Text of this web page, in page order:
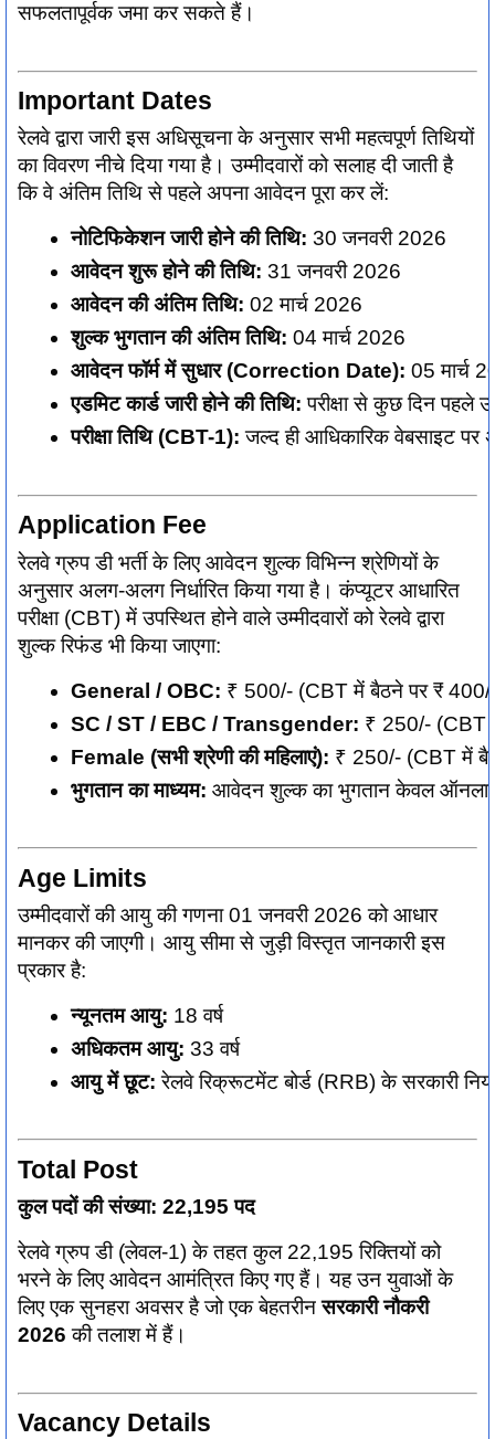
सफलतापूर्वक जमा कर सकते हैं।
Important Dates
रेलवे द्वारा जारी इस अधिसूचना के अनुसार सभी महत्वपूर्ण तिथियों
का विवरण नीचे दिया गया है। उम्मीदवारों को सलाह दी जाती है
कि वे अंतिम तिथि से पहले अपना आवेदन पूरा कर लें:
नोटिफिकेशन जारी होने की तिथि: 30 जनवरी 2026
आवेदन शुरू होने की तिथि: 31 जनवरी 2026
आवेदन की अंतिम तिथि: 02 मार्च 2026
शुल्क भुगतान की अंतिम तिथि: 04 मार्च 2026
आवेदन फॉर्म में सुधार (Correction Date): 05 मार्च
एडमिट कार्ड जारी होने की तिथि: परीक्षा से कुछ दिन पहले
परीक्षा तिथि (CBT-1): जल्द ही आधिकारिक वेबसाइट
Application Fee
रेलवे ग्रुप डी भर्ती के लिए आवेदन शुल्क विभिन्न श्रेणियों के
अनुसार अलग-अलग निर्धारित किया गया है। कंप्यूटर आधारित
परीक्षा (CBT) में उपस्थित होने वाले उम्मीदवारों को रेलवे द्वारा
शुल्क रिफंड भी किया जाएगा:
General / OBC: ₹ 500/- (CBT में बैठने पर ₹
SC / ST / EBC / Transgender: ₹ 250/- (CBT
Female (सभी श्रेणी की महिलाएं): ₹ 250/- (CBT में
भुगतान का माध्यम: आवेदन शुल्क का भुगतान केवल
Age Limits
उम्मीदवारों की आयु की गणना 01 जनवरी 2026 को आधार
मानकर की जाएगी। आयु सीमा से जुड़ी विस्तृत जानकारी इस
प्रकार है:
न्यूनतम आयु: 18 वर्ष
अधिकतम आयु: 33 वर्ष
आयु में छूट: रेलवे रिक्रूटमेंट बोर्ड (RRB) के सरकारी
Total Post
कुल पदों की संख्या: 22,195 पद
रेलवे ग्रुप डी (लेवल-1) के तहत कुल 22,195 रिक्तियों को
भरने के लिए आवेदन आमंत्रित किए गए हैं। यह उन युवाओं के
लिए एक सुनहरा अवसर है जो एक बेहतरीनसरकारी नौकरी
2026 की तलाश में हैं।
Vacancy Details